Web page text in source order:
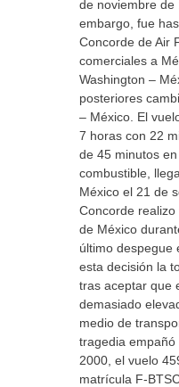
de noviembre de
embargo, fue
Concorde de Air
comerciales a
Washington –
posteriores
– México. El
7 horas con 22
de 45 minutos
combustible,
México el 21 de
Concorde realizo
de México
último despegue
esta decisión la
tras aceptar que
demasiado
medio de
tragedia
2000, el vuelo
matrícula F-